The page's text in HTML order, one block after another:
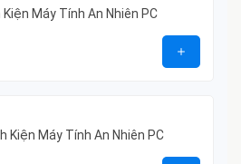
Máy Tính An Nhiên PC
Kiện Máy Tính An Nhiên PC